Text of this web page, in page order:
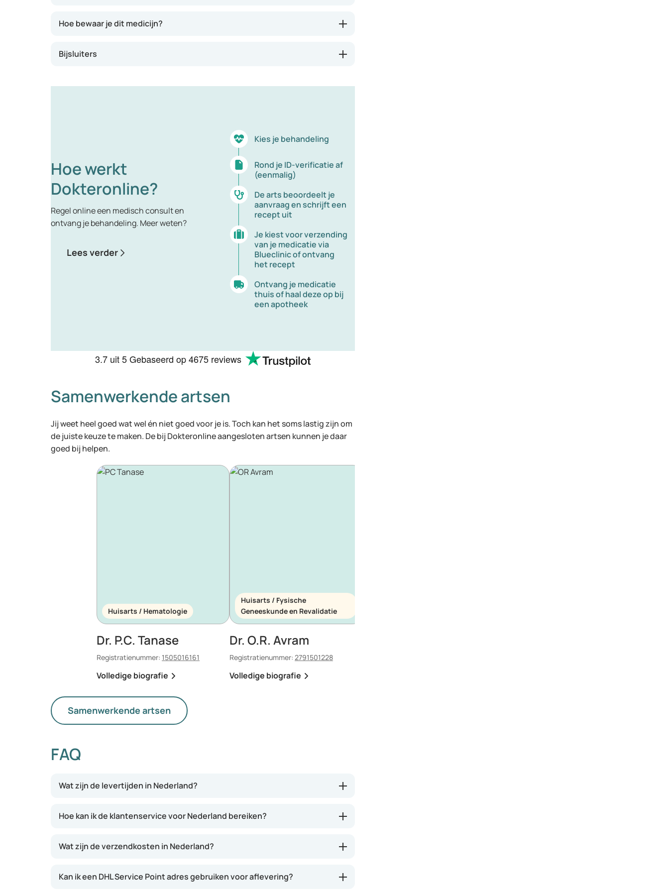
Hoe bewaar je dit medicijn?
Bijsluiters
Hoe werkt
Dokteronline?
Regel online een medisch consult en
ontvang je behandeling. Meer weten?
Lees verder
Kies je behandeling
Rond je ID-verificatie af
(eenmalig)
De arts beoordeelt je
aanvraag en schrijft een
recept uit
Je kiest voor verzending
van je medicatie via
Blueclinic of ontvang
het recept
Ontvang je medicatie
thuis of haal deze op bij
een apotheek
3.7 uit 5Gebaseerd op4675 reviews
Samenwerkende artsen
Jij weet heel goed wat wel én niet goed voor je is. Toch kan het soms lastig zijn om
de juiste keuze te maken. De bij Dokteronline aangesloten artsen kunnen je daar
goed bij helpen.
Huisarts / Hematologie
Dr. P.C. Tanase
Registratienummer: 1505016161
Volledige biografie
Huisarts / Fysische
Geneeskunde en Revalidatie
Dr. O.R. Avram
Registratienummer: 2791501228
Volledige biografie
Samenwerkende artsen
FAQ
Wat zijn de levertijden in Nederland?
Hoe kan ik de klantenservice voor Nederland bereiken?
Wat zijn de verzendkosten in Nederland?
Kan ik een DHL Service Point adres gebruiken voor aflevering?